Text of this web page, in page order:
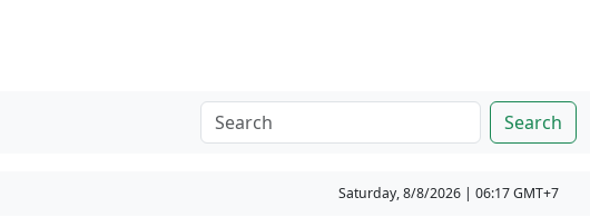
Search
Saturday, 8/8/2026 | 06:17 GMT+7